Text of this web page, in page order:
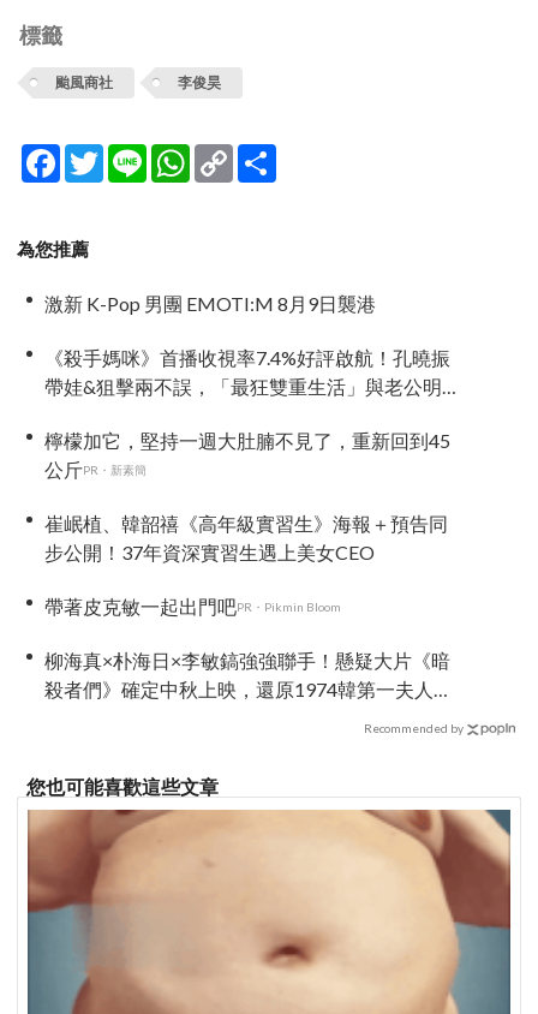
標籤
颱風商社 李俊昊
Facebook
TwitterLine WhatsApp
Copy
Link
為您推薦
激新 K-Pop 男團 EMOTI:M 8月9日襲港
《殺手媽咪》首播收視率7.4%好評啟航！孔曉振
帶娃&狙擊兩不誤，「最狂雙重生活」與老公明追
檸檬加它，堅持一週大肚腩不見了，重新回到45
公斤PR・新素簡
崔岷植、韓韶禧《高年級實習生》海報＋預告同
步公開！37年資深實習生遇上美女CEO
帶著皮克敏一起出門吧PR・Pikmin Bloom
柳海真×朴海日×李敏鎬強強聯手！懸疑大片《暗
殺者們》確定中秋上映，還原1974韓第一夫人暗
Recommended by
您也可能喜歡這些文章